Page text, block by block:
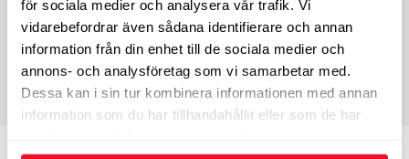
för sociala medier och analysera vår trafik. Vi
vidarebefordrar även sådana identifierare och annan
information från din enhet till de sociala medier och
annons- och analysföretag som vi samarbetar med.
Dessa kan i sin tur kombinera informationen med annan
information som du har tillhandahållit eller som de har
Tum 19” Bel.index 59
Hast.index V
5-10 dagars leveranstid
KÖP
1 910kr/st
Bredd 120 Profil 70